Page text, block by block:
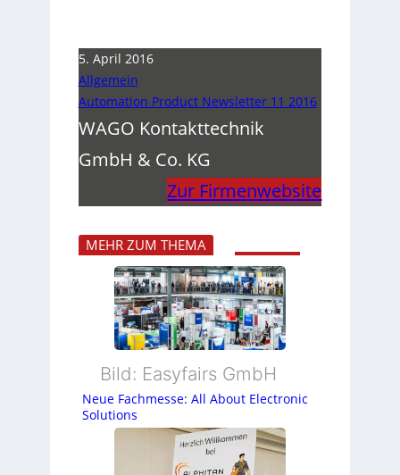
5. April 2016
Allgemein
Automation Product Newsletter 11 2016
WAGO Kontakttechnik
GmbH & Co. KG
Zur Firmenwebsite
MEHR ZUM THEMA
Bild: Easyfairs GmbH
Neue Fachmesse: All About Electronic
Solutions